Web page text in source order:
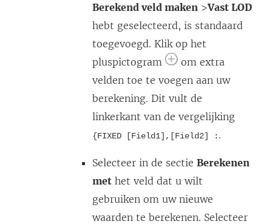
Berekend veld maken >Vast LOD
hebt geselecteerd, is standaard
toegevoegd. Klik op het
pluspictogram
om extra
velden toe te voegen aan uw
berekening. Dit vult de
linkerkant van de vergelijking
{FIXED [Field1],[Field2] : .
Selecteer in de sectie Berekenen
met het veld dat u wilt
gebruiken om uw nieuwe
waarden te berekenen. Selecteer